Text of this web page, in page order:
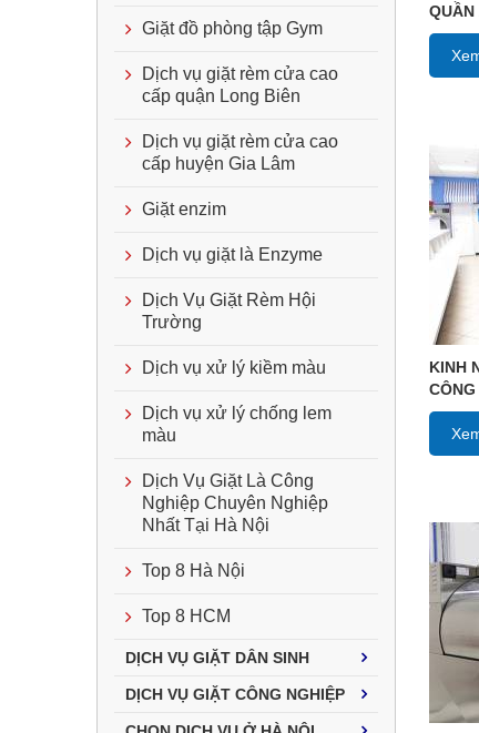
QUẦN
KINH
Giặt đồ phòng tập Gym
Dịch vụ giặt rèm cửa cao
cấp quận Long Biên
Dịch vụ giặt rèm cửa cao
cấp huyện Gia Lâm
Giặt enzim
Dịch vụ giặt là Enzyme
Dịch Vụ Giặt Rèm Hội
Trường
Dịch vụ xử lý kiềm màu
Dịch vụ xử lý chống lem
màu
Dịch Vụ Giặt Là Công
Nghiệp Chuyên Nghiệp
Nhất Tại Hà Nội
Top 8 Hà Nội
Top 8 HCM
DỊCH VỤ GIẶT DÂN SINH
DỊCH VỤ GIẶT CÔNG NGHIỆP